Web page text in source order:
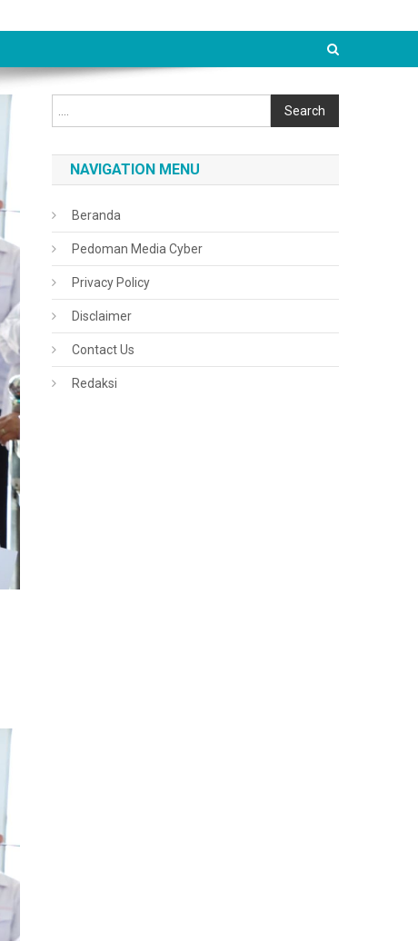
Search
NAVIGATION MENU
Beranda
Pedoman Media Cyber
Privacy Policy
Disclaimer
Contact Us
Redaksi